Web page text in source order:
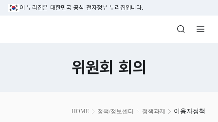
본문 바로가기
이 누리집은 대한민국 공식 전자정부 누리집입니다.
방송미디어통신위원회 Korea Media
위원회 회의
HOME 정책/정보센터 정책과제 이용자정책